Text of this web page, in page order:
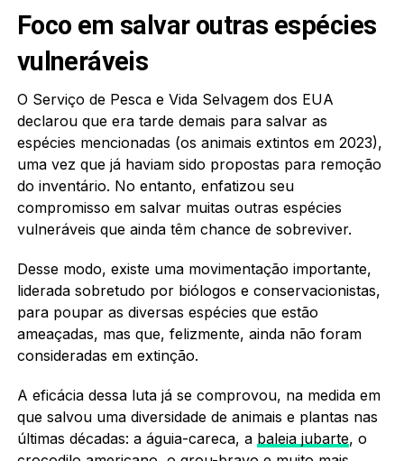
Foco em salvar outras espécies
vulneráveis
O Serviço de Pesca e Vida Selvagem dos EUA
declarou que era tarde demais para salvar as
espécies mencionadas (os animais extintos em 2023),
uma vez que já haviam sido propostas para remoção
do inventário. No entanto, enfatizou seu
compromisso em salvar muitas outras espécies
vulneráveis que ainda têm chance de sobreviver.
Desse modo, existe uma movimentação importante,
liderada sobretudo por biólogos e conservacionistas,
para poupar as diversas espécies que estão
ameaçadas, mas que, felizmente, ainda não foram
consideradas em extinção.
A eficácia dessa luta já se comprovou, na medida em
que salvou uma diversidade de animais e plantas nas
últimas décadas: a águia-careca, a baleia jubarte, o